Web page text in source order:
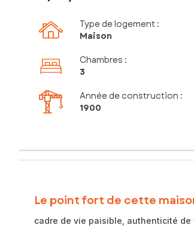
Type de logement :
Maison
Chambres :
3
Année de construction :
1900
Le point fort de cette
cadre de vie paisible, authenticité de